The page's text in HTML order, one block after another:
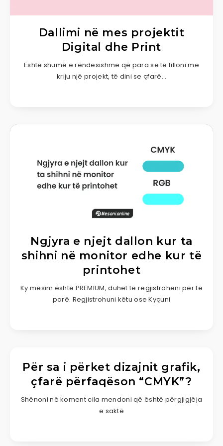
Dallimi në mes projektit
Digital dhe Print
Është shumë e rëndesishme që para se të filloni me
kriju një projekt, të dini se çfarë…
Ngjyra e njejt dallon kur ta
shihni në monitor edhe kur të
printohet
Ky mësim është PREMIUM, duhet të regjistroheni për të
parë. Regjistrohuni këtu ose Kyçuni
Për sa i përket dizajnit grafik,
çfarë përfaqëson “CMYK”?
Shënoni në koment cila mendoni që është përgjigjëja
e saktë